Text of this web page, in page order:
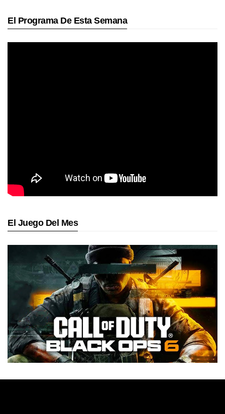
El Programa De Esta Semana
El Juego Del Mes